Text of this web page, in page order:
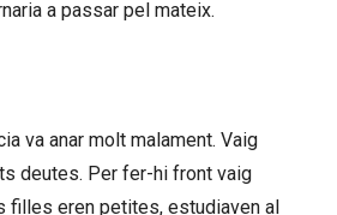
a passar pel mateix.
va anar molt malament. Vaig
deutes. Per fer-hi front vaig
filles eren petites, estudiaven al